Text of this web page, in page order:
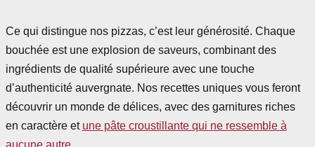
Ce qui distingue nos pizzas, c’est leur générosité. Chaque
bouchée est une explosion de saveurs, combinant des
ingrédients de qualité supérieure avec une touche
d’authenticité auvergnate. Nos recettes uniques vous feront
découvrir un monde de délices, avec des garnitures riches
en caractère et une pâte croustillante qui ne ressemble à
aucune autre.